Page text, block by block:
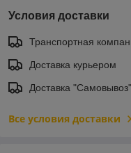
Условия доставки
Транспортная
Доставка курьером
Доставка "Самовывоз"
Все условия доставки